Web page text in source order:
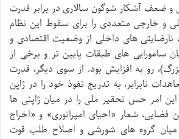
و ضعف آشکار شوگون سالاری در برابر قدرت
و خارجی متعددی را برای سقوط این نظام
های داخلی از وضعیت اقتصادی و
سامورایی های طبقات پایین تر و برخی از
رو به افزایش بود. از سوی دیگر، قدرت
نابرابر، به تدریج نفوذ خود را در ژاپن
امر حس تحقیر ملی را در میان ژاپنی ها
فضایی، شعار «احیای امپراتوری» و «اخراج
میان گروه های شورشی و اصلاح طلب قوت